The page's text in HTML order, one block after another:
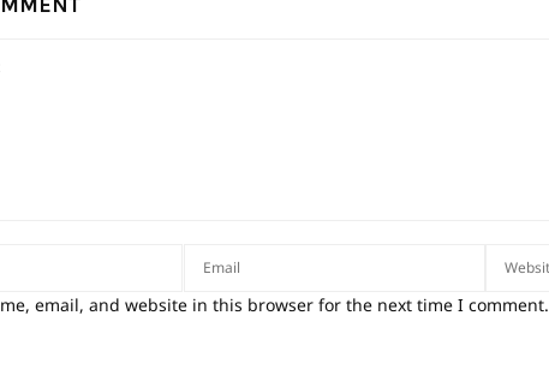
email, and website in this browser for the next time I comment.